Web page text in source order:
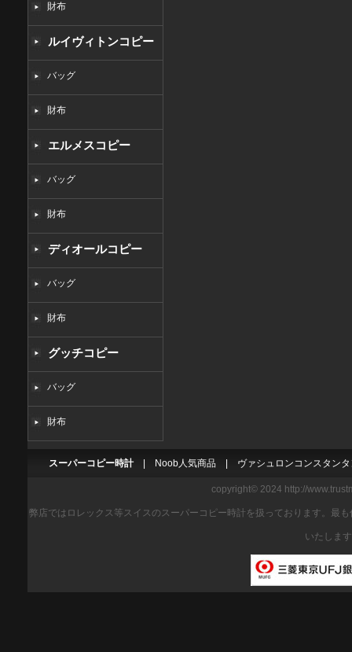
財布
ルイヴィトンコピー
バッグ
財布
エルメスコピー
バッグ
財布
ディオールコピー
バッグ
財布
グッチコピー
バッグ
財布
スーパーコピー時計 Noob人気商品 ヴァシュロンコンスタン
copyright© 2024 http://
弊店ではロレックス等スイスのスーパーコピー時計を扱っております。最
いたしま